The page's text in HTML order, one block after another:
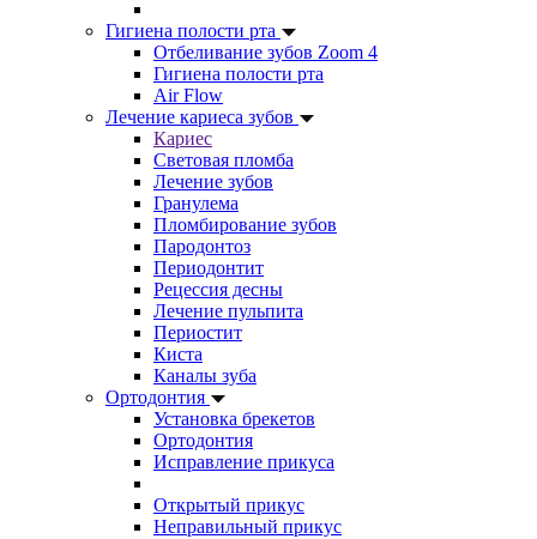
Гигиена полости рта
Отбеливание зубов Zoom 4
Гигиена полости рта
Air Flow
Лечение кариеса зубов
Кариес
Световая пломба
Лечение зубов
Гранулема
Пломбирование зубов
Пародонтоз
Периодонтит
Рецессия десны
Лечение пульпита
Периостит
Киста
Каналы зуба
Ортодонтия
Установка брекетов
Ортодонтия
Исправление прикуса
Открытый прикус
Неправильный прикус